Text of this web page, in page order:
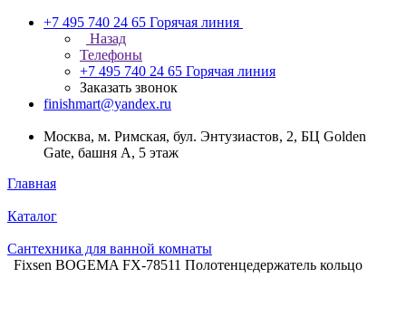
+7 495 740 24 65 Горячая линия
Назад
Телефоны
+7 495 740 24 65 Горячая линия
Заказать звонок
finishmart@yandex.ru
Москва, м. Римская, бул. Энтузиастов, 2, БЦ Golden
Gate, башня А, 5 этаж
Главная
Каталог
Сантехника для ванной комнаты
Fixsen BOGEMA FX-78511 Полотенцедержатель кольцо